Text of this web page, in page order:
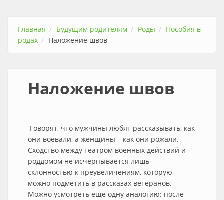
Главная Будущим родителям Роды
Пособия в
родах
Наложение швов
Наложение швов
Говорят, что мужчины любят рассказывать, как
они воевали, а женщины – как они рожали.
Сходство между театром военных действий и
роддомом не исчерпывается лишь
склонностью к преувеличениям, которую
можно подметить в рассказах ветеранов.
Можно усмотреть ещё одну аналогию: после